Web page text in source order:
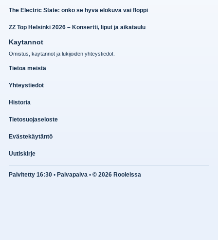
The Electric State: onko se hyvä elokuva vai floppi
ZZ Top Helsinki 2026 – Konsertti, liput ja aikataulu
Kaytannot
Omistus, kaytannot ja lukijoiden yhteystiedot.
Tietoa meistä
Yhteystiedot
Historia
Tietosuojaseloste
Evästekäytäntö
Uutiskirje
Paivitetty 16:30 • Paivapaiva • © 2026 Rooleissa